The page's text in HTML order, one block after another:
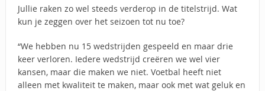
Jullie raken zo wel steeds verderop in de titelstrijd. Wat
kun je zeggen over het seizoen tot nu toe?
“We hebben nu 15 wedstrijden gespeeld en maar drie
keer verloren. Iedere wedstrijd creëren we wel vier
kansen, maar die maken we niet. Voetbal heeft niet
alleen met kwaliteit te maken, maar ook met wat geluk en